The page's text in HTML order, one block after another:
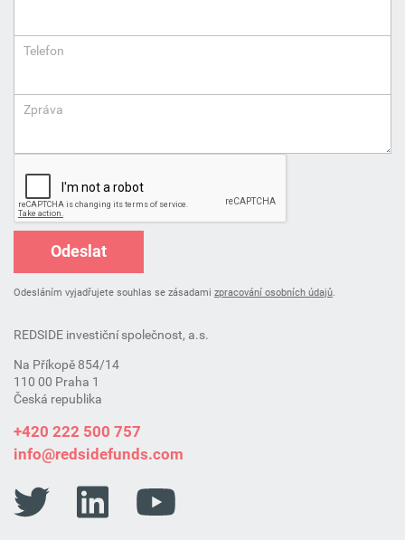
Telefon
Zpráva
Odeslat
Odesláním vyjadřujete souhlas se zásadami zpracování osobních údajů.
REDSIDE investiční společnost, a.s.
Na Příkopě 854/14
110 00 Praha 1
Česká republika
+420 222 500 757
info@redsidefunds.com